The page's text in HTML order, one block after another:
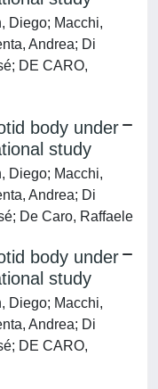
Diego; Macchi,
Andrea; Di
DE CARO,
body under
study
Diego; Macchi,
Andrea; Di
De Caro, Raffaele
body under
study
Diego; Macchi,
Andrea; Di
DE CARO,